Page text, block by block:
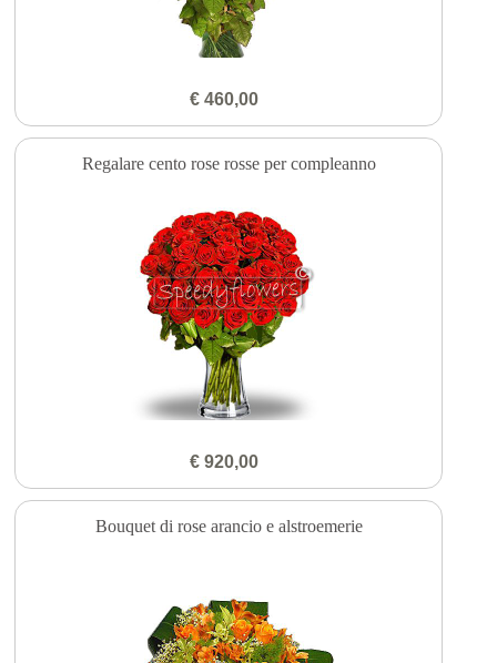
€ 460,00
Regalare cento rose rosse per compleanno
€ 920,00
Bouquet di rose arancio e alstroemerie